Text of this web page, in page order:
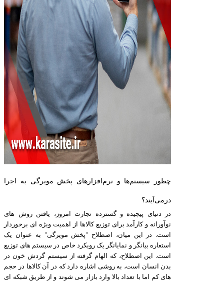
چطور سیستم‌ها و نرم‌افزارهای پخش مویرگی به اجرا
درمی‌آیند؟
در دنیای پیچیده و گسترده تجارت امروز، یافتن روش های
نوآورانه و کارآمد برای توزیع کالاها از اهمیت ویژه ای برخوردار
است. در این میان، اصطلاح "پخش مویرگی" به عنوان یک
استعاره بیانگر و نمایانگر یک رویکرد خاص در سیستم های توزیع
است. این اصطلاح، که الهام گرفته از سیستم گردش خون در
بدن انسان است، به روشی اشاره دارد که در آن کالاها در حجم
های کم اما با تعداد بالا وارد بازار می شوند و از طریق شبکه ای